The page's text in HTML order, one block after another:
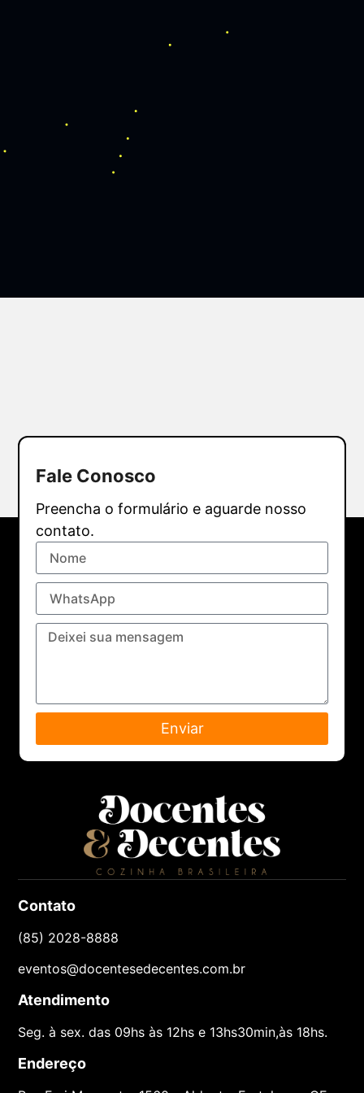
Fale Conosco
Preencha o formulário e aguarde nosso
contato.
Enviar
Contato
(85) 2028-8888
eventos@docentesedecentes.com.br
Atendimento
Seg. à sex. das 09hs às 12hs e 13hs30min,às 18hs.
Endereço